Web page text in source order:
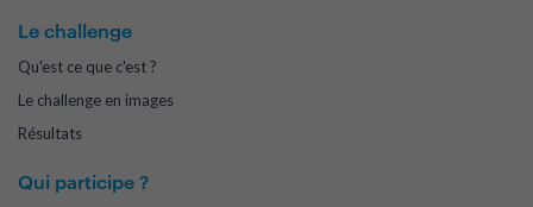
Le challenge
Qu'est ce que c'est ?
Le challenge en images
Résultats
Qui participe ?